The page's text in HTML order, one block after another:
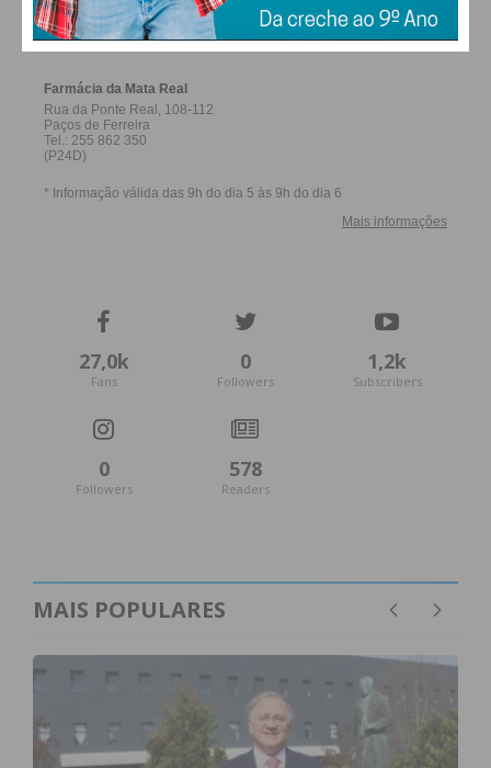
FERREIRA
27,0k
Fans
0
Followers
1,2k
Subscribers
0
Followers
578
Readers
MAIS POPULARES